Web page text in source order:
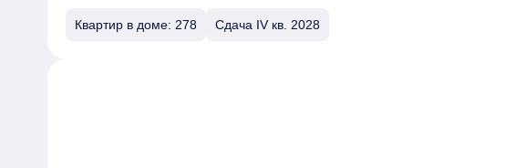
Квартир в доме: 278 Сдача IV кв. 2028